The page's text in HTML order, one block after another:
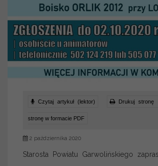
Czytaj artykuł (lektor) Drukuj stronę
stronę w formacie PDF
2 października 2020
Starosta Powiatu Garwolińskiego